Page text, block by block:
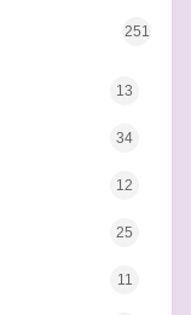
251
13
34
12
25
11